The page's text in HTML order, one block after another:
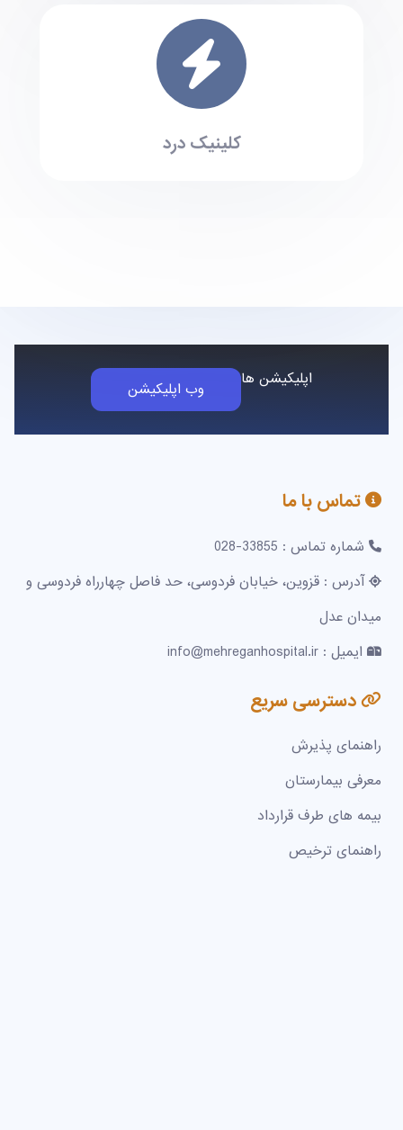
کلینیک درد
اپلیکیشن ها وب اپلیکیشن
تماس با ما
شماره تماس : 33855-028
آدرس : قزوین، خیابان فردوسی، حد فاصل چهارراه فردوسی و
میدان عدل
ایمیل : info@mehreganhospital.ir
دسترسی سریع
راهنمای پذیرش
معرفی بیمارستان
بیمه های طرف قرارداد
راهنمای ترخیص